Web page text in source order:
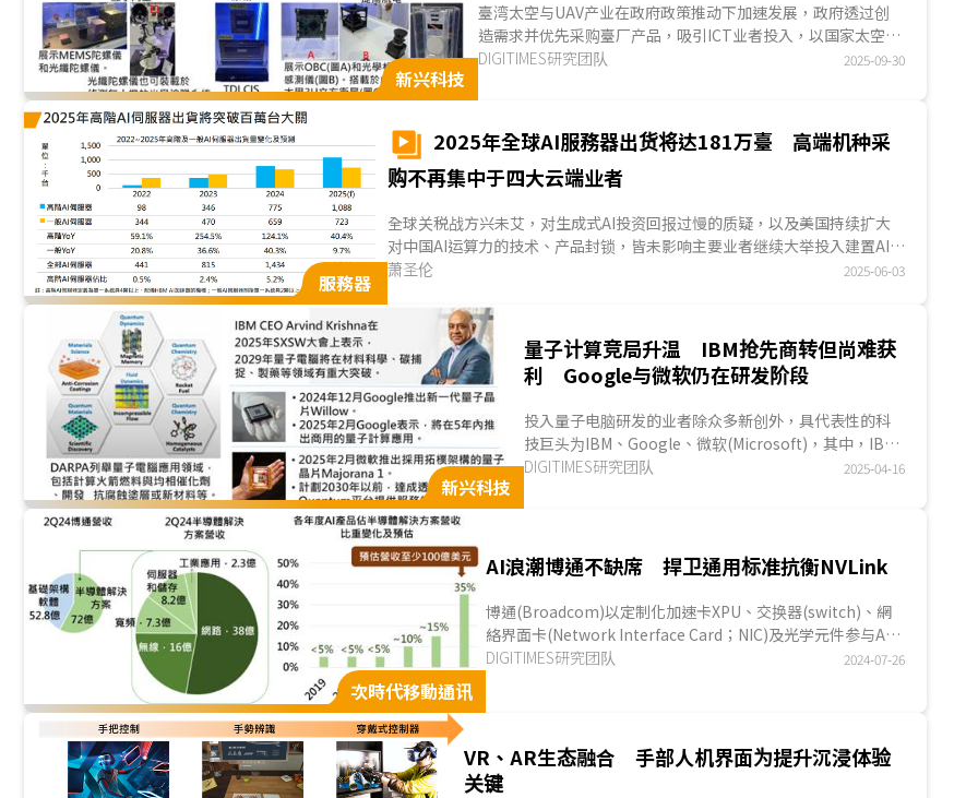
新兴科技
臺湾太空与UAV产业在政府政策推动下加速发展，政府透过创
造需求并优先采购臺厂产品，吸引ICT业者投入，以国家太空中
心负责的小型卫星(重量500公斤以下)为例，已逐步...
DIGITIMES研究团队 2025-09-30
服務器
2025年全球AI服務器出货将达181万臺 高端机种采
购不再集中于四大云端业者
全球关税战方兴未艾，对生成式AI投资回报过慢的质疑，以及美国持续扩大
对中国AI运算力的技术、产品封锁，皆未影响主要业者继续大举投入建置AI數
據中心，大型语言模型(L...
萧圣伦 2025-06-03
新兴科技
量子计算竞局升温 IBM抢先商转但尚难获
利 Google与微软仍在研发阶段
投入量子电脑研发的业者除众多新创外，具代表性的科
技巨头为IBM、Google、微软(Microsoft)，其中，IBM
透过量子计算即服务(Quantum Computing as a
DIGITIMES研究团队 2025-04-16
次時代移動通讯
AI浪潮博通不缺席 捍卫通用标准抗衡NVLink
博通(Broadcom)以定制化加速卡XPU、交换器(switch)、網
絡界面卡(Network Interface Card；NIC)及光学元件参与AI
網絡盛事，然就主力产品交换器而言，面临NVIDIA专...
DIGITIMES研究团队 2024-07-26
VR、AR生态融合 手部人机界面为提升沉浸体验
关键